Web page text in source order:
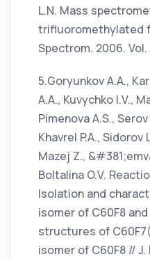
L.N. Mass
trifluoromethylated
Spectrom. 2006. Vol.
5.Goryunkov A.A.,
A.A., Kuvychko I.V.,
Pimenova A.S.,
Khavrel P.A., Sidorov
Mazej Z.,
Boltalina O.V.
Isolation and
isomer of C60F8
structures of
isomer of C60F8 //